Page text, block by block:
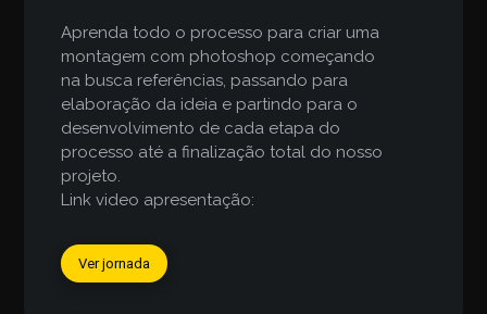
Aprenda todo o processo para criar uma
montagem com photoshop começando
na busca referências, passando para
elaboração da ideia e partindo para o
desenvolvimento de cada etapa do
processo até a finalização total do nosso
projeto.
Link video apresentação:
Ver jornada